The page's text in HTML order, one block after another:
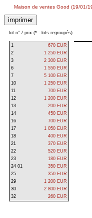
Maison de ventes Good (19/01/
lot n° / prix (* : lots regroupés)
1
670 EUR
2
1 250 EUR
3
2 300 EUR
6
1 550 EUR
7
5 100 EUR
10
1 250 EUR
11
700 EUR
12
1 200 EUR
13
200 EUR
14
450 EUR
16
700 EUR
17
1 050 EUR
18
400 EUR
21
370 EUR
22
520 EUR
23
180 EUR
24 01
350 EUR
25
350 EUR
29
1 200 EUR
30
2 800 EUR
32
260 EUR